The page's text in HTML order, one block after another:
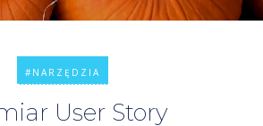
#NARZĘDZIA
User Story